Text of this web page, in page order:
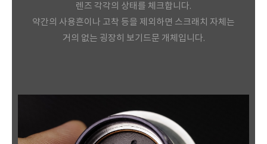
렌즈 각각의 상태를 체크합니다.
약간의 사용흔이나 고착 등을 제외하면 스크래치 자체는
거의 없는 굉장히 보기드문 개체입니다.